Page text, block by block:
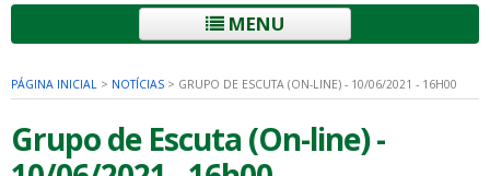
MENU
PÁGINA INICIAL > NOTÍCIAS > GRUPO DE ESCUTA (ON-LINE) - 10/06/2021 - 16H00
Grupo de Escuta (On-line) -